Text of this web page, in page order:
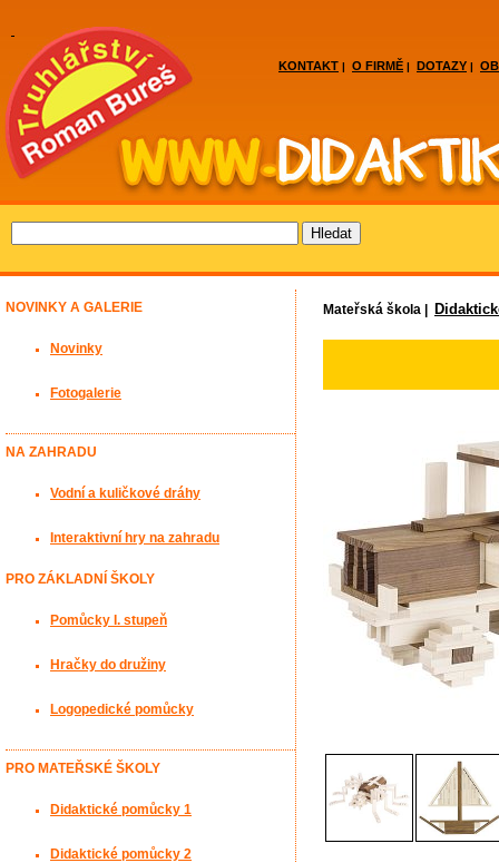
KONTAKT | O FIRMĚ | DOTAZY |
Mateřská škola |
NOVINKY A GALERIE
Novinky
Fotogalerie
NA ZAHRADU
Vodní a kuličkové dráhy
Interaktivní hry na zahradu
PRO ZÁKLADNÍ ŠKOLY
Pomůcky I. stupeň
Hračky do družiny
Logopedické pomůcky
PRO MATEŘSKÉ ŠKOLY
Didaktické pomůcky 1
Didaktické pomůcky 2